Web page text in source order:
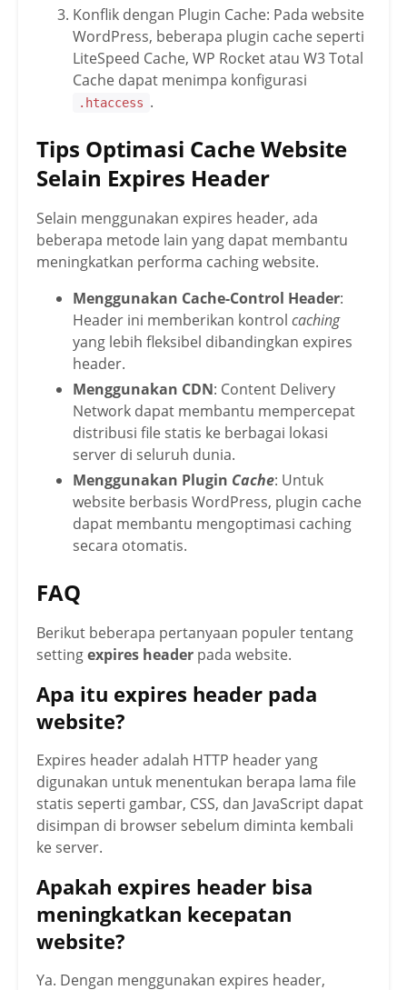
Konflik dengan Plugin Cache: Pada website
WordPress, beberapa plugin cache seperti
LiteSpeed Cache, WP Rocket atau W3 Total
Cache dapat menimpa konfigurasi
.htaccess .
Tips Optimasi Cache Website
Selain Expires Header
Selain menggunakan expires header, ada
beberapa metode lain yang dapat membantu
meningkatkan performa caching website.
Menggunakan Cache-Control Header:
Header ini memberikan kontrol caching
yang lebih fleksibel dibandingkan expires
header.
Menggunakan CDN: Content Delivery
Network dapat membantu mempercepat
distribusi file statis ke berbagai lokasi
server di seluruh dunia.
Menggunakan Plugin Cache: Untuk
website berbasis WordPress, plugin cache
dapat membantu mengoptimasi caching
secara otomatis.
FAQ
Berikut beberapa pertanyaan populer tentang
settingexpires header pada website.
Apa itu expires header pada
website?
Expires header adalah HTTP header yang
digunakan untuk menentukan berapa lama file
statis seperti gambar, CSS, dan JavaScript dapat
disimpan di browser sebelum diminta kembali
ke server.
Apakah expires header bisa
meningkatkan kecepatan
website?
Ya. Dengan menggunakan expires header,